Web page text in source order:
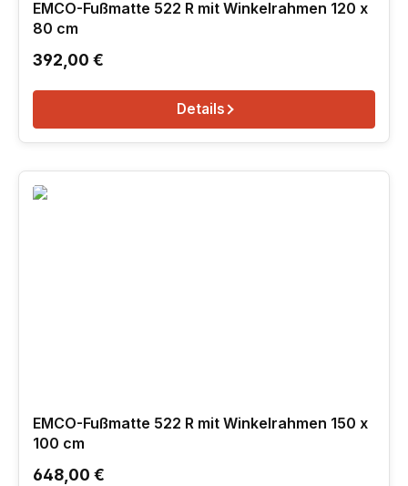
EMCO-Fußmatte 522 R mit Winkelrahmen 120 x
80 cm
Regulärer Preis:
392,00 €
Details
EMCO-Fußmatte 522 R mit Winkelrahmen 150 x
100 cm
Regulärer Preis:
648,00 €